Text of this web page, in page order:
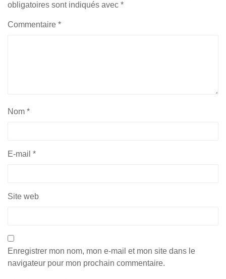
obligatoires sont indiqués avec *
Commentaire *
Nom *
E-mail *
Site web
Enregistrer mon nom, mon e-mail et mon site dans le
navigateur pour mon prochain commentaire.